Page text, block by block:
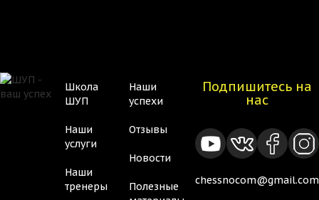
Нижнее
меню
Школа
ШУП
Наши
услуги
Наши
тренеры
Нижнее
меню
Наши
успехи
Отзывы
Новости
Полезные
Подпишитесь на
нас
chessnocom@gmail.com